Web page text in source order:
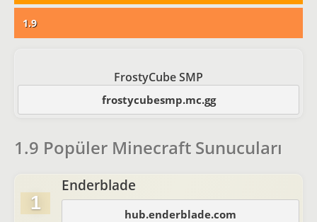
1.9
FrostyCube SMP
frostycubesmp.mc.gg
1.9 Popüler Minecraft Sunucuları
1
Enderblade
hub.enderblade.com